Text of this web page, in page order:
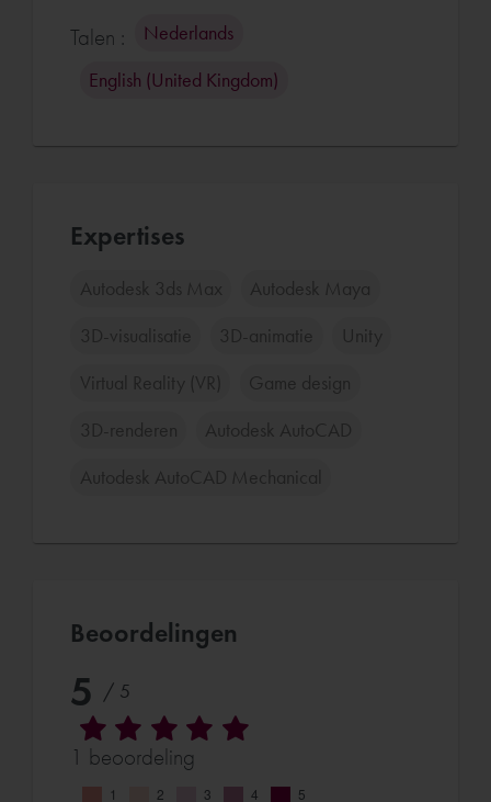
Talen : Nederlands
English (United Kingdom)
Expertises
Autodesk 3ds Max Autodesk Maya
3D-visualisatie 3D-animatie Unity
Virtual Reality (VR) Game design
3D-renderen Autodesk AutoCAD
Autodesk AutoCAD Mechanical
Beoordelingen
5 / 5
1 beoordeling